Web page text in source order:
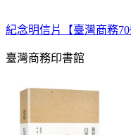
紀念明信片【臺灣商務
臺灣商務印書館